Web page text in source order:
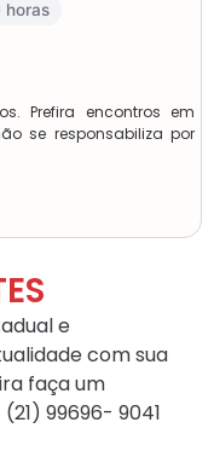
horas
Prefira encontros em
se responsabiliza por
e
com sua
faça um
99696- 9041